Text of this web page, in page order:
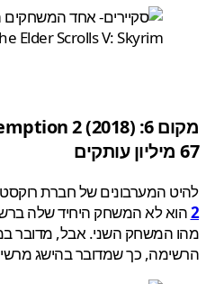
The Elder Scrolls V: Skyrim – מקום שמיני
6:
2
המערבונים של חברת רוקסטאר
לא המשחק היחיד שלה
המשחק השני. אבל, מדובר
כך שמדובר בהישג מרשים.